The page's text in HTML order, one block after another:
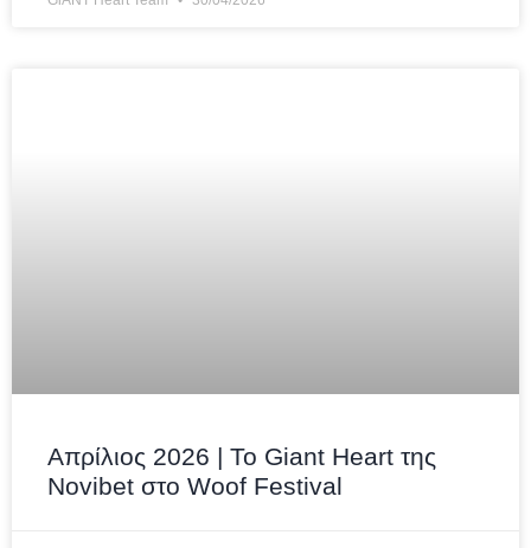
Απρίλιος 2026 | Το Giant Heart της
Novibet στο Woof Festival